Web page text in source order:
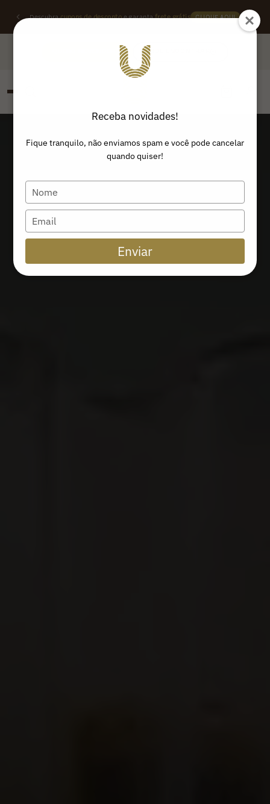
Descubracupons de descontoe garantafrete grátis CLIQUE AQUI
ONDE ENCONTRAR
Buscar produtos:
Receba novidades!
Fique tranquilo, não enviamos spam e você pode cancelar
quando quiser!
Type
your
name
Type
your
email
Enviar